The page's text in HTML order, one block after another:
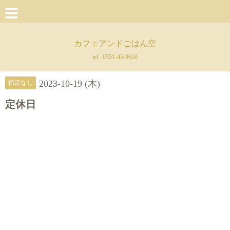
カフェアンドごはん空
tel : 0551-45-9610
指定なし 2023-10-19 (木)
定休日